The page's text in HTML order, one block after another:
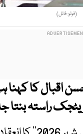
(فوٹو: فائل)
اقبال کا
راستہ بنتا